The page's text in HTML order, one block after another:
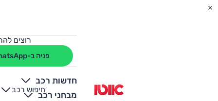
רוצים
פניה ב-WhatsApp
חדשות רכב
מבחני רכבחיפוש רכב
+
-